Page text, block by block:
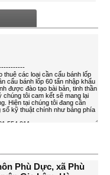
Phù Dực, xã Phù